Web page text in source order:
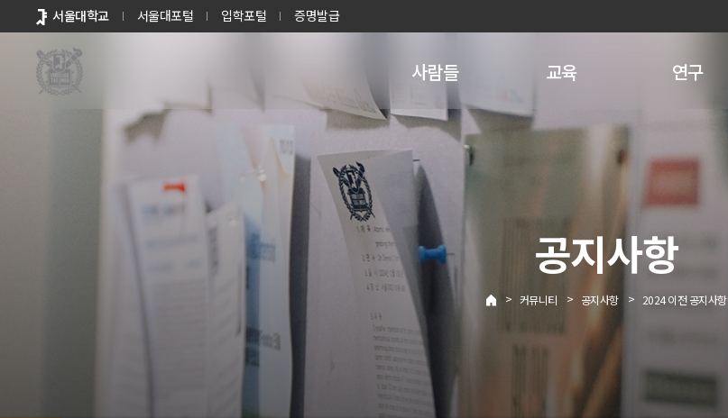
바로가기
메뉴
서울대학교 서울대포털 입학포털 증명발급
사람들 교육 연구
공지사항
> 커뮤니티 > 공지사항 > 2024 이전 공지사항